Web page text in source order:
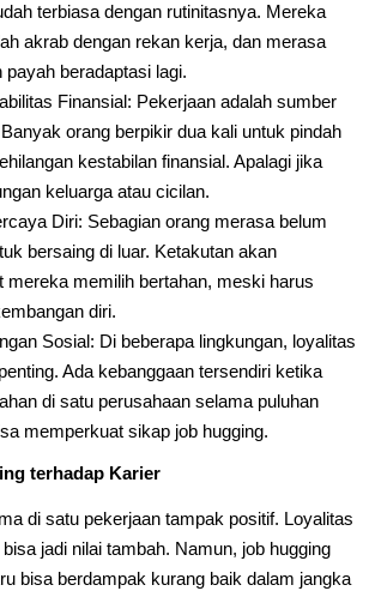
terbiasa dengan rutinitasnya. Mereka
akrab dengan rekan kerja, dan merasa
beradaptasi lagi.
Finansial: Pekerjaan adalah sumber
orang berpikir dua kali untuk pindah
kestabilan finansial. Apalagi jika
keluarga atau cicilan.
Diri: Sebagian orang merasa belum
bersaing di luar. Ketakutan akan
mereka memilih bertahan, meski harus
diri.
Sosial: Di beberapa lingkungan, loyalitas
Ada kebanggaan tersendiri ketika
di satu perusahaan selama puluhan
memperkuat sikap job hugging.
terhadap Karier
di satu pekerjaan tampak positif. Loyalitas
jadi nilai tambah. Namun, job hugging
bisa berdampak kurang baik dalam jangka